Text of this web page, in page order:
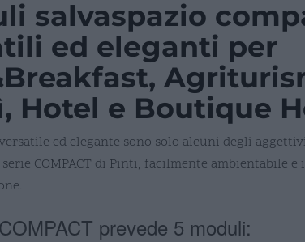
salvaspazio
ed eleganti per
Hotel e Boutique
ed elegante sono solo alcuni degli
COMPACT di Pinti, facilmente ambientabile e
prevede 5 moduli: